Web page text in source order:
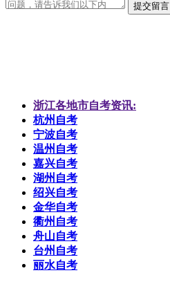
提交留言
浙江各地市自考资讯:
杭州自考
宁波自考
温州自考
嘉兴自考
湖州自考
绍兴自考
金华自考
衢州自考
舟山自考
台州自考
丽水自考